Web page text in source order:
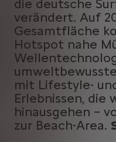
die deutsche
verändert. Auf
Gesamtfläche
Hotspot nahe
mit Lifestyle-
Erlebnissen, die
hinausgehen –
zur Beach-Area.